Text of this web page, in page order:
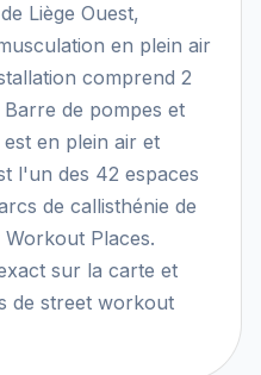
Liège Ouest,
en plein air
comprend 2
de pompes et
en plein air et
l'un des 42 espaces
de callisthénie de
Places.
sur la carte et
de street workout